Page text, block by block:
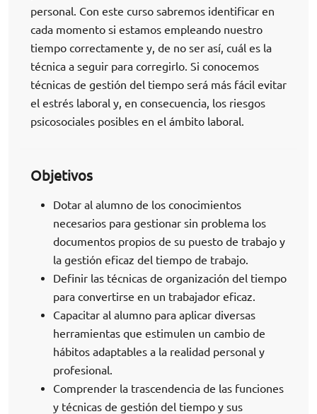
personal. Con este curso sabremos identificar en
cada momento si estamos empleando nuestro
tiempo correctamente y, de no ser así, cuál es la
técnica a seguir para corregirlo. Si conocemos
técnicas de gestión del tiempo será más fácil evitar
el estrés laboral y, en consecuencia, los riesgos
psicosociales posibles en el ámbito laboral.
Objetivos
Dotar al alumno de los conocimientos
necesarios para gestionar sin problema los
documentos propios de su puesto de trabajo y
la gestión eficaz del tiempo de trabajo.
Definir las técnicas de organización del tiempo
para convertirse en un trabajador eficaz.
Capacitar al alumno para aplicar diversas
herramientas que estimulen un cambio de
hábitos adaptables a la realidad personal y
profesional.
Comprender la trascendencia de las funciones
y técnicas de gestión del tiempo y sus